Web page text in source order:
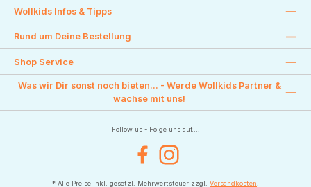
Wollkids Infos & Tipps
Rund um Deine Bestellung
Shop Service
Was wir Dir sonst noch bieten... - Werde Wollkids Partner &
wachse mit uns!
Follow us - Folge uns auf....
FacebookInstagram
* Alle Preise inkl. gesetzl. Mehrwertsteuer zzgl. Versandkosten